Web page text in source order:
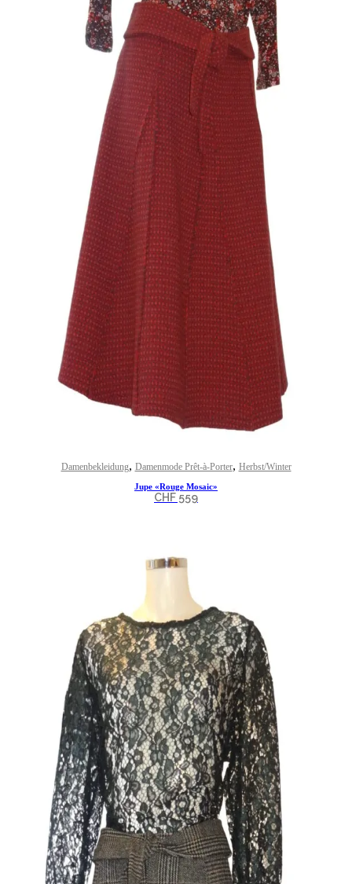
Damenbekleidung, Damenmode Prêt-à-Porter, Herbst/Winter
Jupe «Rouge Mosaic»
CHF 559